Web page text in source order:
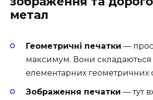
метал
Геометричні печатки —
максимум. Вони складаються
елементарних геометричних
Зображення печатки — тут